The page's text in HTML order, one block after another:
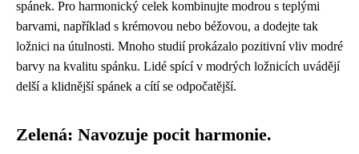
spánek. Pro harmonický celek kombinujte modrou s teplými
barvami, například s krémovou nebo béžovou, a dodejte tak
ložnici na útulnosti. Mnoho studií prokázalo pozitivní vliv modré
barvy na kvalitu spánku. Lidé spící v modrých ložnicích uvádějí
delší a klidnější spánek a cítí se odpočatější.
Zelená: Navozuje pocit harmonie.